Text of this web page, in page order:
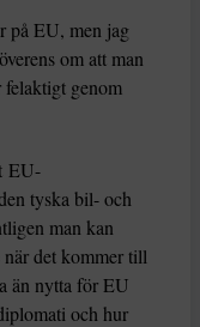
på EU, men jag
om att man
genom
EU-
tyska bil- och
man kan
när det kommer till
än nytta för EU
och hur